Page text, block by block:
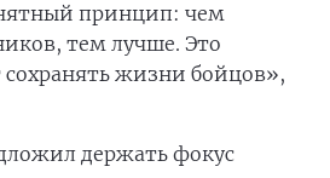
принцип: чем
тем лучше. Это
сохранять жизни бойцов»,
держать фокус